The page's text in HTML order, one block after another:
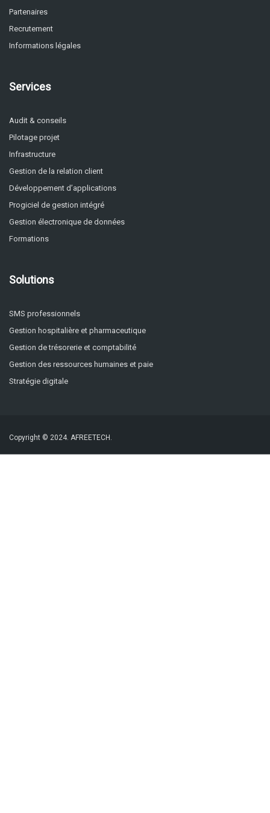
Partenaires
Recrutement
Informations légales
Services
Audit & conseils
Pilotage projet
Infrastructure
Gestion de la relation client
Développement d’applications
Progiciel de gestion intégré
Gestion électronique de données
Formations
Solutions
SMS professionnels
Gestion hospitalière et pharmaceutique
Gestion de trésorerie et comptabilité
Gestion des ressources humaines et paie
Stratégie digitale
Copyright © 2024. AFREETECH.